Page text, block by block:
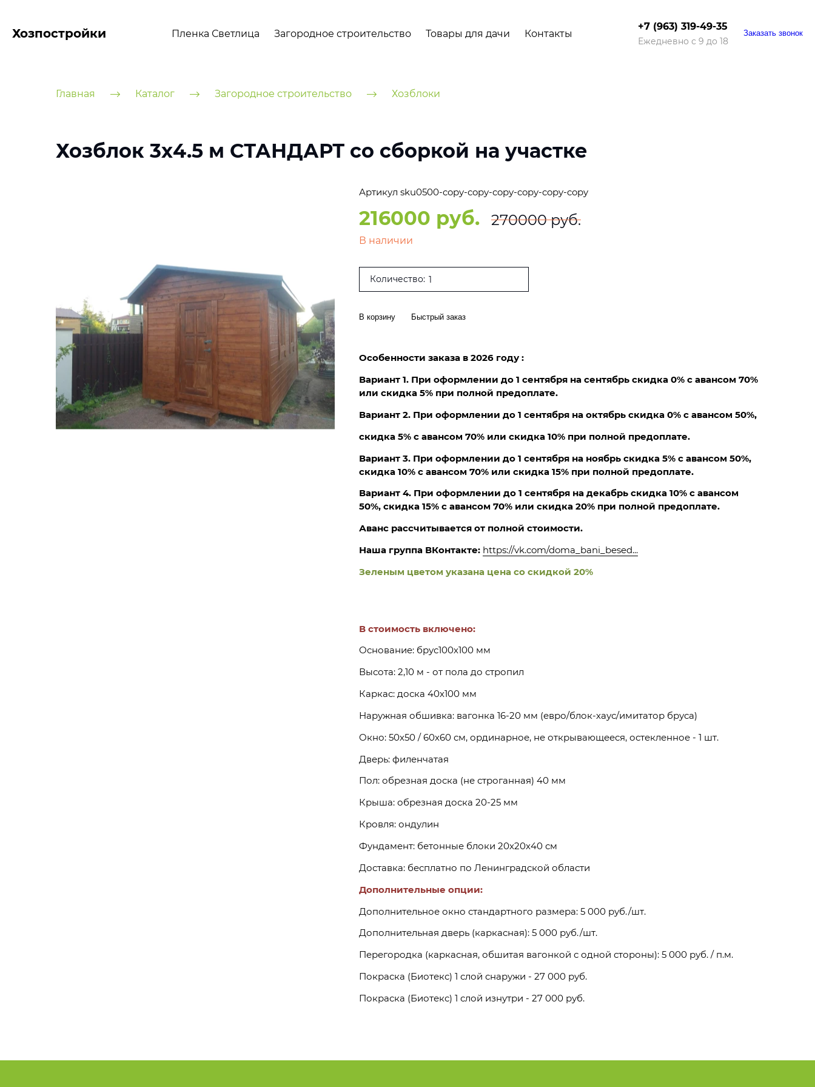
Хозпостройки Пленка Светлица Загородное строительство Товары для дачи Контакты
+7 (963) 319-49-35
Ежедневно с 9 до 18
Заказать звонок
Главная Каталог Загородное строительство Хозблоки
Хозблок 3х4.5 м СТАНДАРТ со сборкой на участке
Артикул sku0500-copy-copy-copy-copy-copy-copy
216000 руб. 270000 руб.
В наличии
Количество:
В корзину Быстрый заказ
Особенности заказа в 2026 году :
Вариант 1. При оформлении до 1 сентября на сентябрь скидка 0% с авансом 70%
или скидка 5% при полной предоплате.
Вариант 2. При оформлении до 1 сентября на октябрь скидка 0% с авансом 50%,
скидка 5% с авансом 70% или скидка 10% при полной предоплате.
Вариант 3. При оформлении до 1 сентября на ноябрь скидка 5% с авансом 50%,
скидка 10% с авансом 70% или скидка 15% при полной предоплате.
Вариант 4. При оформлении до 1 сентября на декабрь скидка 10% с авансом
50%, скидка 15% с авансом 70% или скидка 20% при полной предоплате.
Аванс рассчитывается от полной стоимости.
Наша группа ВКонтакте: https://vk.com/doma_bani_besed...
Зеленым цветом указана цена со скидкой 20%
В стоимость включено:
Основание: брус100х100 мм
Высота: 2,10 м - от пола до стропил
Каркас: доска 40х100 мм
Наружная обшивка: вагонка 16-20 мм (евро/блок-хаус/имитатор бруса)
Окно: 50х50 / 60х60 см, ординарное, не открывающееся, остекленное - 1 шт.
Дверь: филенчатая
Пол: обрезная доска (не строганная) 40 мм
Крыша: обрезная доска 20-25 мм
Кровля: ондулин
Фундамент: бетонные блоки 20х20х40 см
Доставка: бесплатно по Ленинградской области
Дополнительные опции:
Дополнительное окно стандартного размера: 5 000 руб./шт.
Дополнительная дверь (каркасная): 5 000 руб./шт.
Перегородка (каркасная, обшитая вагонкой с одной стороны): 5 000 руб. / п.м.
Покраска (Биотекс) 1 слой снаружи - 27 000 руб.
Покраска (Биотекс) 1 слой изнутри - 27 000 руб.